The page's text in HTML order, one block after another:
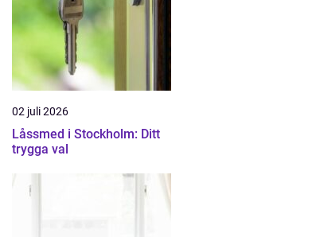
02 juli 2026
Låssmed i Stockholm: Ditt
trygga val